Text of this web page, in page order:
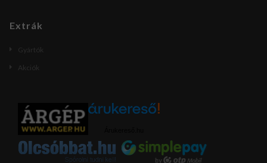
Extrák
Gyártók
Akciók